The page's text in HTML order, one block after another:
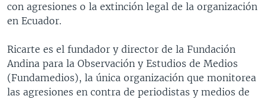
con agresiones o la extinción legal de la organización
en Ecuador.
Ricarte es el fundador y director de la Fundación
Andina para la Observación y Estudios de Medios
(Fundamedios), la única organización que monitorea
las agresiones en contra de periodistas y medios de